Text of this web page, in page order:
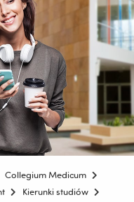
Collegium Medicum
Kierunki studiów